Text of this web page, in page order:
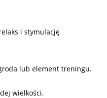
i stymulację
lub element treningu.
wielkości.